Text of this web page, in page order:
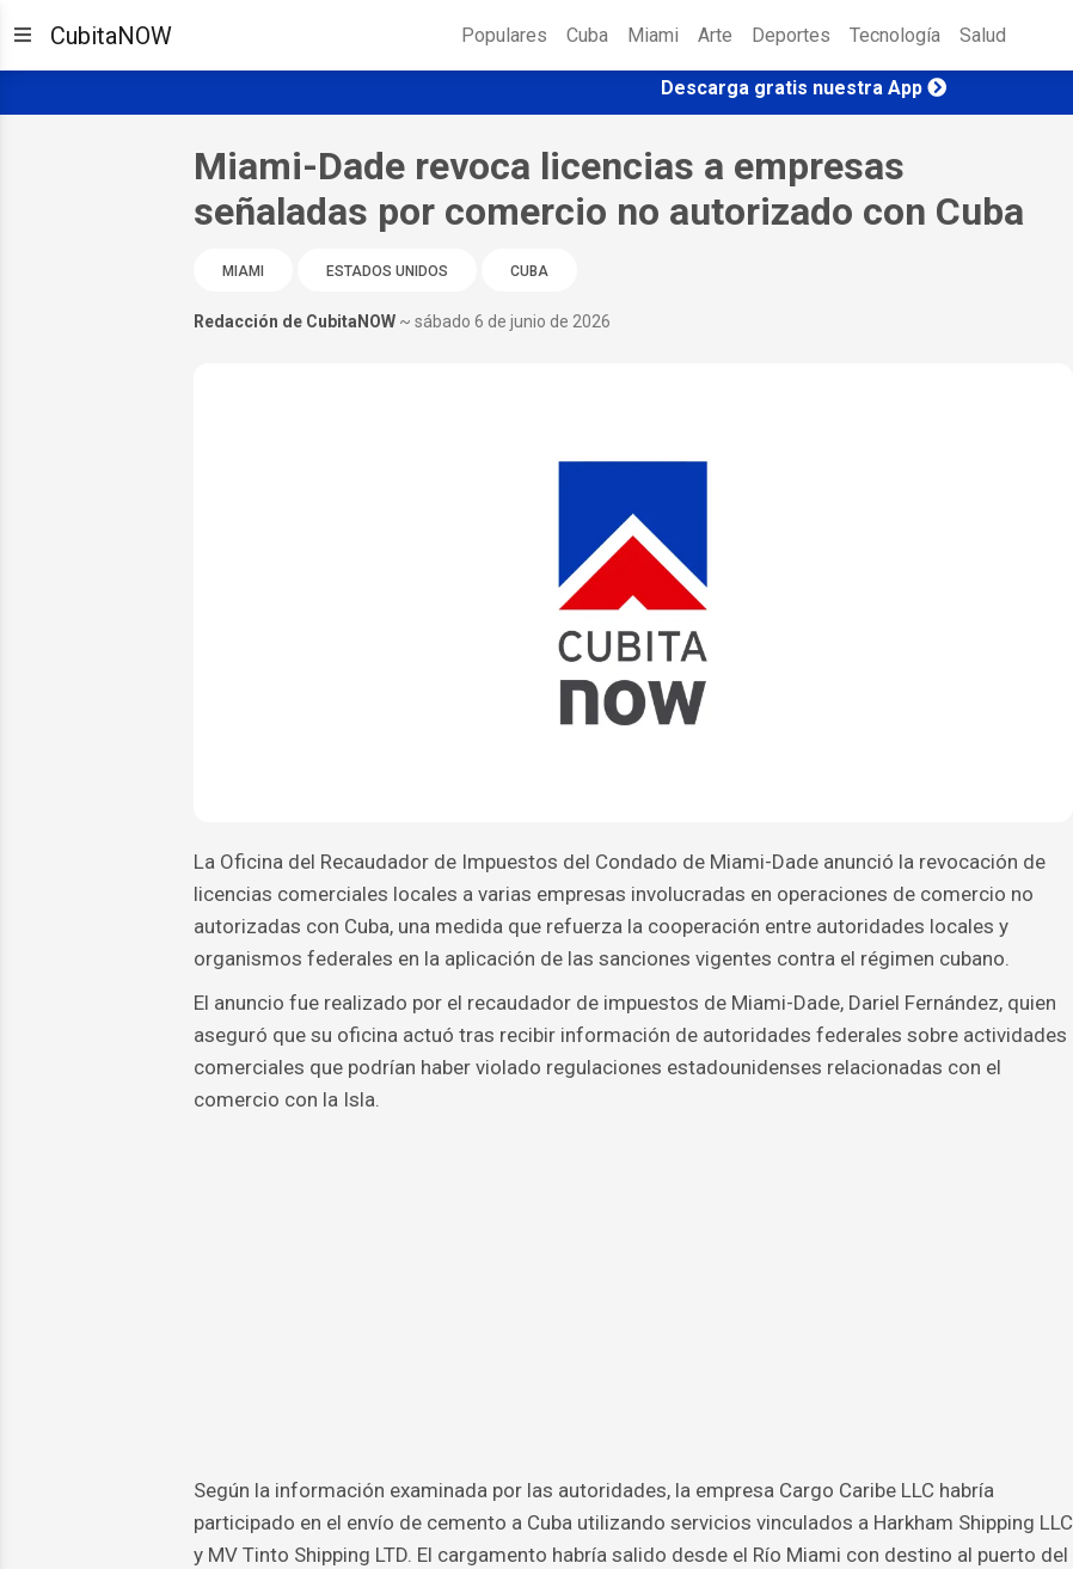
CubitaNOW Populares Cuba Miami Arte Deportes Tecnología Salud
Descarga gratis nuestra App
Miami-Dade revoca licencias a empresas
señaladas por comercio no autorizado con Cuba
MIAMI ESTADOS UNIDOS CUBA
Redacción de CubitaNOW ~ sábado 6 de junio de 2026
La Oficina del Recaudador de Impuestos del Condado de Miami-Dade anunció la revocación de
licencias comerciales locales a varias empresas involucradas en operaciones de comercio no
autorizadas con Cuba, una medida que refuerza la cooperación entre autoridades locales y
organismos federales en la aplicación de las sanciones vigentes contra el régimen cubano.
El anuncio fue realizado por el recaudador de impuestos de Miami-Dade, Dariel Fernández, quien
aseguró que su oficina actuó tras recibir información de autoridades federales sobre actividades
comerciales que podrían haber violado regulaciones estadounidenses relacionadas con el
comercio con la Isla.
Según la información examinada por las autoridades, la empresa Cargo Caribe LLC habría
participado en el envío de cemento a Cuba utilizando servicios vinculados a Harkham Shipping LLC
y MV Tinto Shipping LTD. El cargamento habría salido desde el Río Miami con destino al puerto del